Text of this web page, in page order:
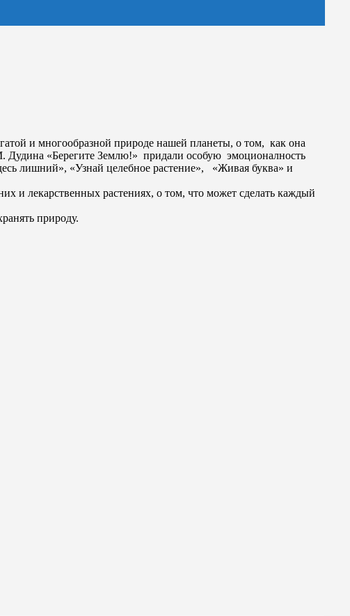
и многообразной природе нашей планеты, о том, как она
Дудина «Берегите Землю!» придали особую эмоционалность
лишний», «Узнай целебное растение», «Живая буква» и
и лекарственных растениях, о том, что может сделать каждый
природу.